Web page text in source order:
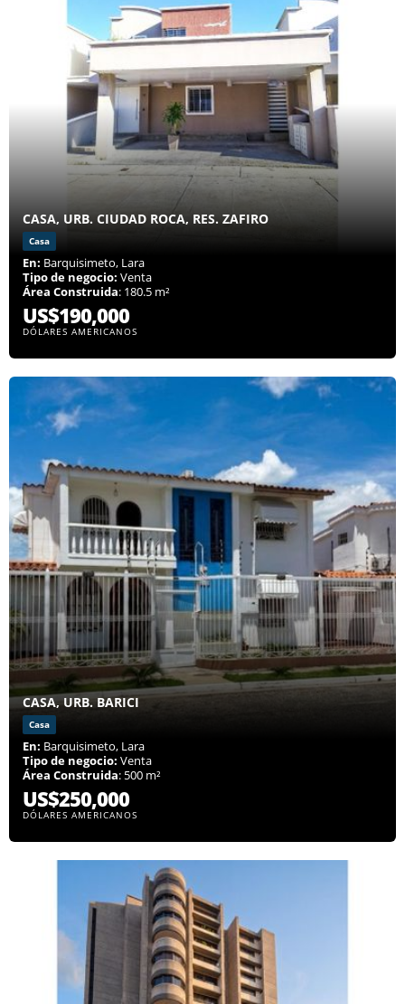
CASA, URB. CIUDAD ROCA, RES. ZAFIRO
Casa
En: Barquisimeto, Lara
Tipo de negocio: Venta
Área Construida: 180.5 m²
US$190,000
DÓLARES AMERICANOS
CASA, URB. BARICI
Casa
En: Barquisimeto, Lara
Tipo de negocio: Venta
Área Construida: 500 m²
US$250,000
DÓLARES AMERICANOS